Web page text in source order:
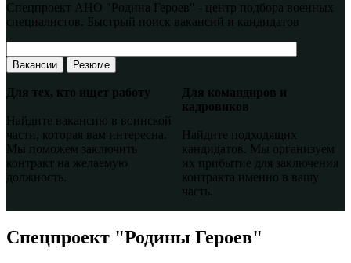
Спецпроект АНО "Родина Героев" - центр подбора военных
специалистов. Быстрый поиск вакансий и кандидатов
Вакансии Резюме
Для тех, кто ищет работу
Найдите вакансию в воинской
части, которая вам интересна.
Мы поможем заключить
контракт на желаемую
должность.
Для командиров и
кадровиков
Найдите подходящих
кандидатов. Мы организуем
их прибытие для заключения
контракта именно в вашу
часть.
Спецпроект "Родины Героев"